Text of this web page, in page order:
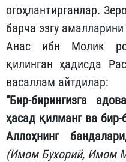
огоҳлантирганлар.
барча эзгу
Анас ибн Молик
қилинган ҳадисда
васаллам айтдилар:
​"Бир-бирингизга
ҳасад қилманг ва
Аллоҳнинг
(Имом Бухорий, Имом